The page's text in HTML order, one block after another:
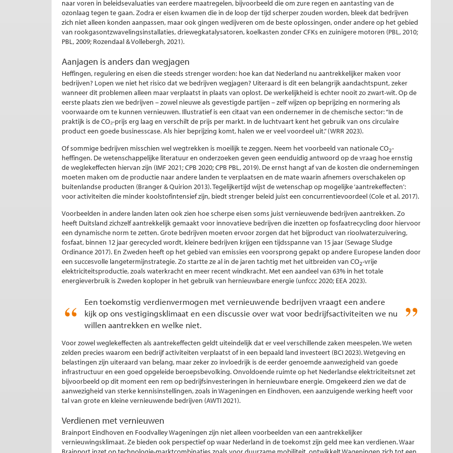
naar voren in beleidsevaluaties van eerdere maatregelen, bijvoorbeeld die om zure regen en aantasting van de
ozonlaag tegen te gaan. Zodra er eisen kwamen die in de loop der tijd scherper zouden worden, bleek dat bedrijven
zich niet alleen konden aanpassen, maar ook gingen wedijveren om de beste oplossingen, onder andere op het gebied
van rookgasontzwavelingsinstallaties, driewegkatalysatoren, koelkasten zonder CFKs en zuinigere motoren (PBL, 2010;
PBL, 2009; Rozendaal & Vollebergh, 2021).
Aanjagen is anders dan wegjagen
Heffingen, regulering en eisen die steeds strenger worden: hoe kan dat Nederland nu aantrekkelijker maken voor
bedrijven? Lopen we niet het risico dat we bedrijven wegjagen? Uiteraard is dit een belangrijk aandachtspunt, zeker
wanneer dit problemen alleen maar verplaatst in plaats van oplost. De werkelijkheid is echter nooit zo zwart-wit. Op de
eerste plaats zien we bedrijven – zowel nieuwe als gevestigde partijen – zelf wijzen op beprijzing en normering als
voorwaarde om te kunnen vernieuwen. Illustratief is een citaat van een ondernemer in de chemische sector: “In de
praktijk is de CO₂-prijs erg laag en verschilt de prijs per markt. In de luchtvaart kent het gebruik van ons circulaire
product een goede businesscase. Als hier beprijzing komt, halen we er veel voordeel uit.” (WRR 2023).
Of sommige bedrijven misschien wel wegtrekken is moeilijk te zeggen. Neem het voorbeeld van nationale CO2-
heffingen. De wetenschappelijke literatuur en onderzoeken geven geen eenduidig antwoord op de vraag hoe ernstig
de weglekeffecten hiervan zijn (IMF 2021; CPB 2020; CPB PBL, 2019). De ernst hangt af van de kosten die ondernemingen
moeten maken om de productie naar andere landen te verplaatsen en de mate waarin afnemers overschakelen op
buitenlandse producten (Branger & Quirion 2013). Tegelijkertijd wijst de wetenschap op mogelijke ‘aantrekeffecten’:
voor activiteiten die minder koolstofintensief zijn, biedt strenger beleid juist een concurrentievoordeel (Cole et al. 2017).
Voorbeelden in andere landen laten ook zien hoe scherpe eisen soms juist vernieuwende bedrijven aantrekken. Zo
heeft Duitsland zichzelf aantrekkelijk gemaakt voor innovatieve bedrijven die inzetten op fosfaatrecycling door hiervoor
een dynamische norm te zetten. Grote bedrijven moeten ervoor zorgen dat het bijproduct van rioolwaterzuivering,
fosfaat, binnen 12 jaar gerecycled wordt, kleinere bedrijven krijgen een tijdsspanne van 15 jaar (Sewage Sludge
Ordinance 2017). En Zweden heeft op het gebied van emissies een voorsprong gepakt op andere Europese landen door
een succesvolle langetermijnstrategie. Zo startte ze al in de jaren tachtig met het uitbreiden van CO2-vrije
elektriciteitsproductie, zoals waterkracht en meer recent windkracht. Met een aandeel van 63% in het totale
energieverbruik is Zweden koploper in het gebruik van hernieuwbare energie (unfccc 2020; EEA 2023).
Een toekomstig verdienvermogen met vernieuwende bedrijven vraagt een andere
kijk op ons vestigingsklimaat en een discussie over wat voor bedrijfsactiviteiten we nu
willen aantrekken en welke niet.
Voor zowel weglekeffecten als aantrekeffecten geldt uiteindelijk dat er veel verschillende zaken meespelen. We weten
zelden precies waarom een bedrijf activiteiten verplaatst of in een bepaald land investeert (BCI 2023). Wetgeving en
belastingen zijn uiteraard van belang, maar zeker zo invloedrijk is de eerder genoemde aanwezigheid van goede
infrastructuur en een goed opgeleide beroepsbevolking. Onvoldoende ruimte op het Nederlandse elektriciteitsnet zet
bijvoorbeeld op dit moment een rem op bedrijfsinvesteringen in hernieuwbare energie. Omgekeerd zien we dat de
aanwezigheid van sterke kennisinstellingen, zoals in Wageningen en Eindhoven, een aanzuigende werking heeft voor
tal van grote en kleine vernieuwende bedrijven (AWTI 2021).
Verdienen met vernieuwen
Brainport Eindhoven en Foodvalley Wageningen zijn niet alleen voorbeelden van een aantrekkelijker
vernieuwingsklimaat. Ze bieden ook perspectief op waar Nederland in de toekomst zijn geld mee kan verdienen. Waar